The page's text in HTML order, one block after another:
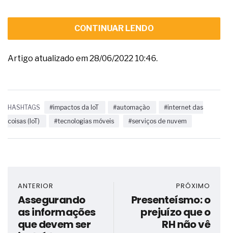
CONTINUAR LENDO
Artigo atualizado em 28/06/2022 10:46.
HASHTAGS #impactos da IoT #automação
#internet das
coisas (IoT)
#tecnologias móveis #serviços de nuvem
ANTERIOR
Assegurando
as informações
que devem ser
PRÓXIMO
Presenteísmo: o
prejuízo que o
RH não vê